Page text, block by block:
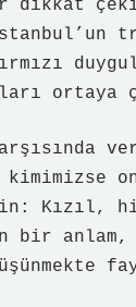
dikkat
ortaya
kimimizse
Kızıl,
bir